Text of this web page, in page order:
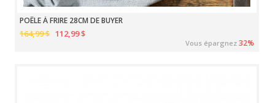
POÊLE À FRIRE 28CM DE BUYER
164,99 $ 112,99 $
Vous épargnez32%